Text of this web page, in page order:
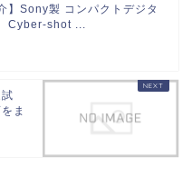
】Sony製 コンパクトデジタ
Cyber-shot ...
ま